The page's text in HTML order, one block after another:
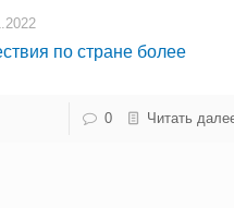
по стране более
0 Читать